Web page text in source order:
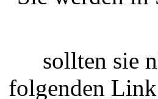
sollten sie
folgenden